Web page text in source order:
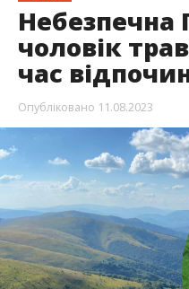
Небезпечна
чоловік
час
Опубліковано 11.08.2023